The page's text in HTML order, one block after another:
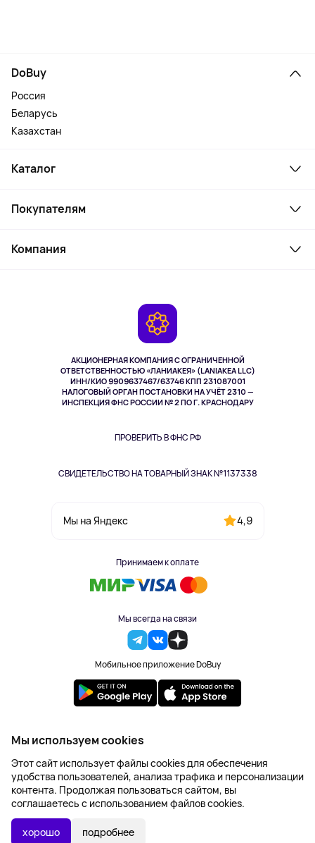
В КОРЗИНУ
АКЦИОНЕРНАЯ КОМПАНИЯ С ОГРАНИЧЕННОЙ
ОТВЕТСТВЕННОСТЬЮ «ЛАНИАКЕЯ» (LANIAKEA LLC)
ИНН/КИО 9909637467/63746 КПП 231087001
НАЛОГОВЫЙ ОРГАН ПОСТАНОВКИ НА УЧЁТ 2310 —
ИНСПЕКЦИЯ ФНС РОССИИ № 2 ПО Г. КРАСНОДАРУ
ПРОВЕРИТЬ В ФНС РФ
СВИДЕТЕЛЬСТВО НА ТОВАРНЫЙ ЗНАК №1137338
Мы на Яндекс 4,9
Принимаем к оплате
Мы всегда на связи
Мобильное приложение DoBuy
DoBuy
Россия
Беларусь
Казахстан
Каталог
Ноутбуки, мониторы, VR
Косметика и уход
Здоровье питомцев
Одежда и аксессуары
Покупателям
Как заказать
Компания
2023-2026 © DoBuy. Все права защищены
Правила обработки персональных данных
Пользовательское соглашение
Оферта
Создание сайта – NetLab
Мы используем cookies
Этот сайт использует файлы cookies для обеспечения
удобства пользователей, анализа трафика и персонализации
контента. Продолжая пользоваться сайтом, вы
соглашаетесь с использованием файлов cookies.
хорошо подробнее